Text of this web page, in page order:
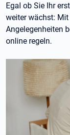
Egal ob Sie Ihr
weiter wächst:
Angelegenheiten
online regeln.